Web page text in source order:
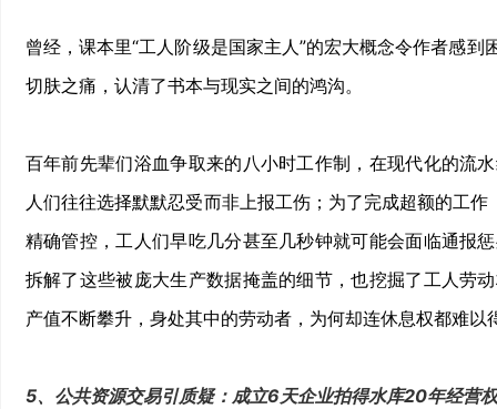
曾经，课本里“工人阶级是国家主人”的宏大概念令作者感
切肤之痛，认清了书本与现实之间的鸿沟。
百年前先辈们浴血争取来的八小时工作制，在现代化的流
人们往往选择默默忍受而非上报工伤；为了完成超额的工
精确管控，工人们早吃几分甚至几秒钟就可能会面临通报
拆解了这些被庞大生产数据掩盖的细节，也挖掘了工人劳
产值不断攀升，身处其中的劳动者，为何却连休息权都难以
5、公共资源交易引质疑：成立6天企业拍得水库20年经营